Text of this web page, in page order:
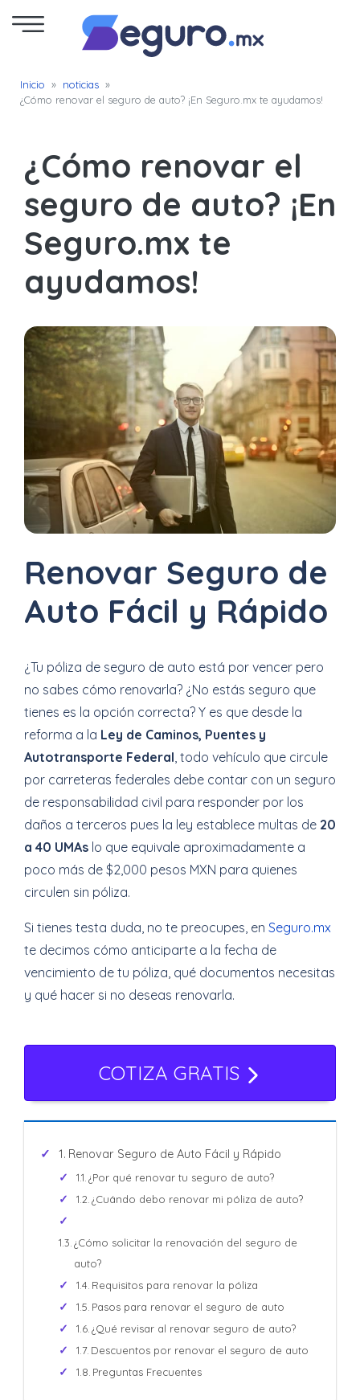
Seguro
de
Seguro
para
Motos
Cotizar
para
Uber
–
Chofer
App
Seguro
de
Gastos
Médicos
Mayores
Noticias
Inicio » noticias »
¿Cómo renovar el seguro de auto? ¡En Seguro.mx te ayudamos!
¿Cómo renovar el
seguro de auto? ¡En
Seguro.mx te
ayudamos!
Renovar Seguro de
Auto Fácil y Rápido
¿Tu póliza de seguro de auto está por vencer pero
no sabes cómo renovarla? ¿No estás seguro que
tienes es la opción correcta? Y es que desde la
reforma a la Ley de Caminos, Puentes y
Autotransporte Federal, todo vehículo que circule
por carreteras federales debe contar con un seguro
de responsabilidad civil para responder por los
daños a terceros pues la ley establece multas de 20
a 40 UMAs lo que equivale aproximadamente a
poco más de $2,000 pesos MXN para quienes
circulen sin póliza.
Si tienes testa duda, no te preocupes, en Seguro.mx
te decimos cómo anticiparte a la fecha de
vencimiento de tu póliza, qué documentos necesitas
y qué hacer si no deseas renovarla.
COTIZA GRATIS
Renovar Seguro de Auto Fácil y Rápido
¿Por qué renovar tu seguro de auto?
¿Cuándo debo renovar mi póliza de auto?
¿Cómo solicitar la renovación del seguro de
auto?
Requisitos para renovar la póliza
Pasos para renovar el seguro de auto
¿Qué revisar al renovar seguro de auto?
Descuentos por renovar el seguro de auto
Preguntas Frecuentes